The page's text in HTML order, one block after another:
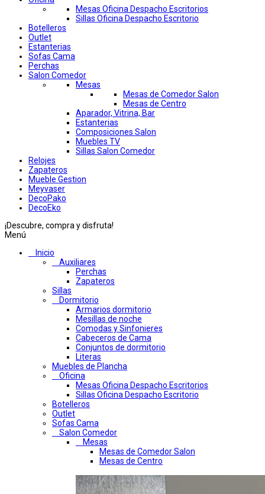
Mesas Oficina Despacho Escritorios
Sillas Oficina Despacho Escritorio
Botelleros
Outlet
Estanterias
Sofas Cama
Perchas
Salon Comedor
Mesas
Mesas de Comedor Salon
Mesas de Centro
Aparador, Vitrina, Bar
Estanterias
Composiciones Salon
Muebles TV
Sillas Salon Comedor
Relojes
Zapateros
Mueble Gestion
Meyvaser
DecoPako
DecoEko
¡Descubre, compra y disfruta!
Menú
Inicio
Auxiliares
Perchas
Zapateros
Sillas
Dormitorio
Armarios dormitorio
Mesillas de noche
Comodas y Sinfonieres
Cabeceros de Cama
Conjuntos de dormitorio
Literas
Muebles de Plancha
Oficina
Mesas Oficina Despacho Escritorios
Sillas Oficina Despacho Escritorio
Botelleros
Outlet
Sofas Cama
Salon Comedor
Mesas
Mesas de Comedor Salon
Mesas de Centro